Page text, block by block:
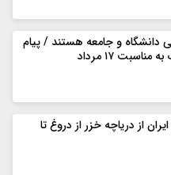
دانشگاه و جامعه هستند / پیام
۱۷ مرداد
از دریاچه خزر از دروغ تا